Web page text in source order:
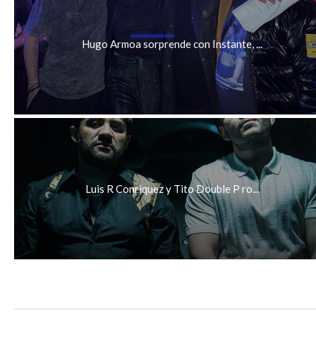
Hugo Armoa sorprende con Instante, ...
Luis R Conriquez y Tito Double P ro...